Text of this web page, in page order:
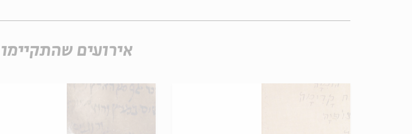
אירועים שהתקיימו